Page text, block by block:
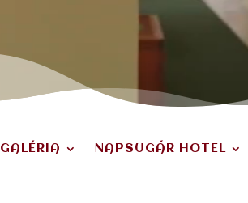
GALÉRIA NAPSUGÁR HOTEL